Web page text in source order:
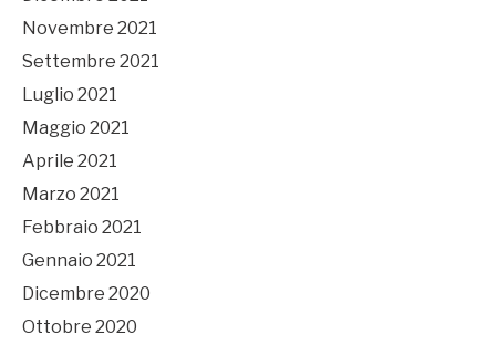
Novembre 2021
Settembre 2021
Luglio 2021
Maggio 2021
Aprile 2021
Marzo 2021
Febbraio 2021
Gennaio 2021
Dicembre 2020
Ottobre 2020